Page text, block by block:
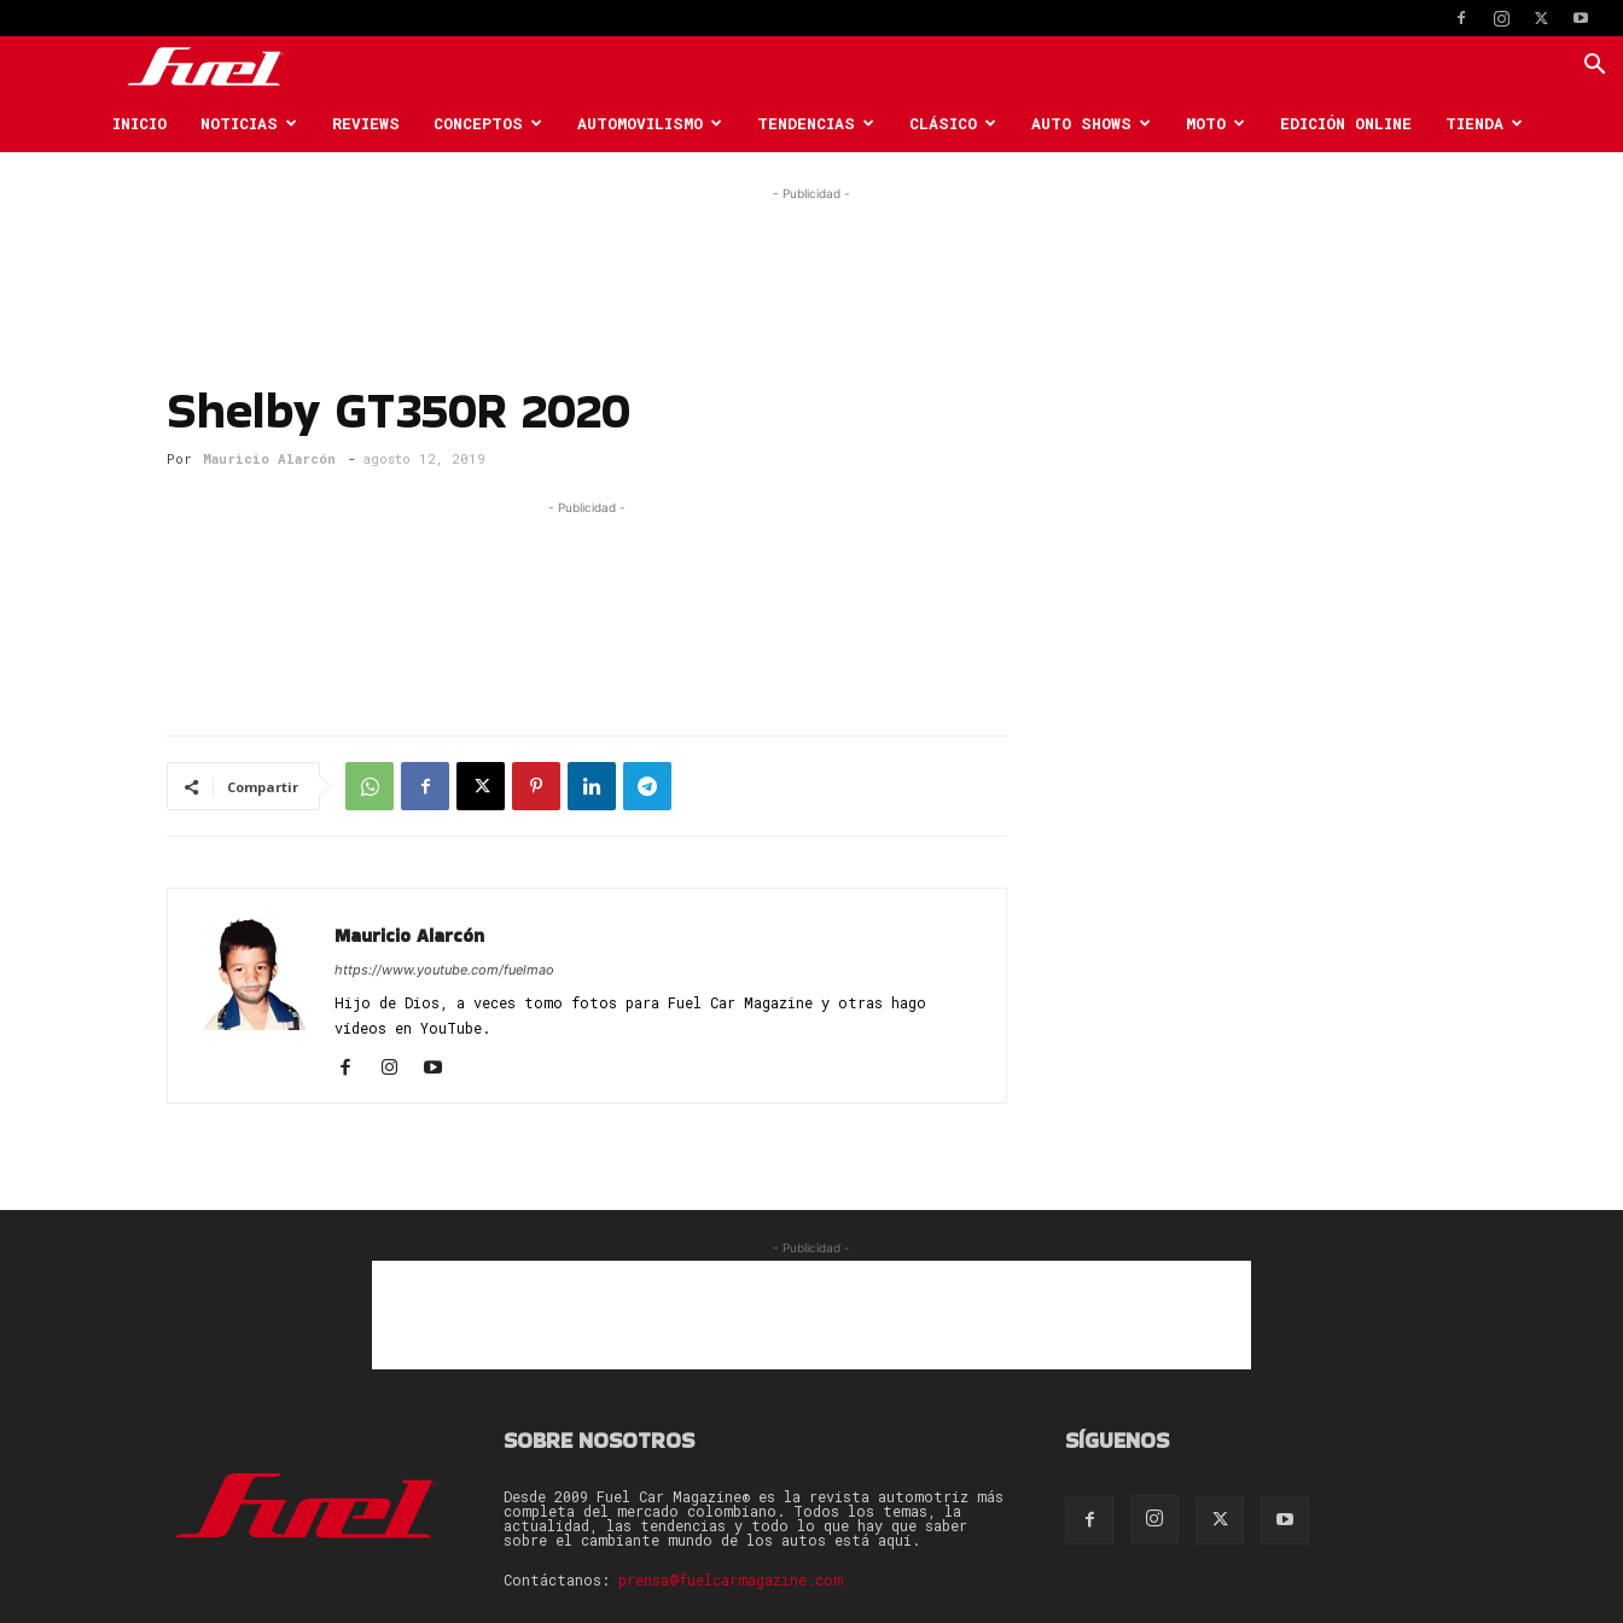
Car
INICIO NOTICIAS REVIEWS CONCEPTOS AUTOMOVILISMO TENDENCIAS CLÁSICO AUTO SHOWS MOTO EDICIÓN ONLINE TIENDA
- Publicidad -
Shelby GT350R 2020
Por Mauricio Alarcón - agosto 12, 2019
- Publicidad -
Compartir
Mauricio Alarcón
https://www.youtube.com/fuelmao
Hijo de Dios, a veces tomo fotos para Fuel Car Magazine y otras hago
vídeos en YouTube.
- Publicidad -
SOBRE NOSOTROS
Desde 2009 Fuel Car Magazine® es la revista automotriz más
completa del mercado colombiano. Todos los temas, la
actualidad, las tendencias y todo lo que hay que saber
sobre el cambiante mundo de los autos está aquí.
Contáctanos: prensa@fuelcarmagazine.com
SÍGUENOS